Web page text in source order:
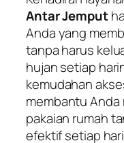
Antar Jemput
Anda yang
tanpa harus
hujan setiap
kemudahan
membantu
pakaian rumah
efektif setiap